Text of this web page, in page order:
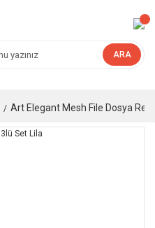
ARA
Art Elegant Mesh File Dosya